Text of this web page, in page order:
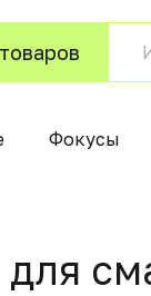
Фокусы